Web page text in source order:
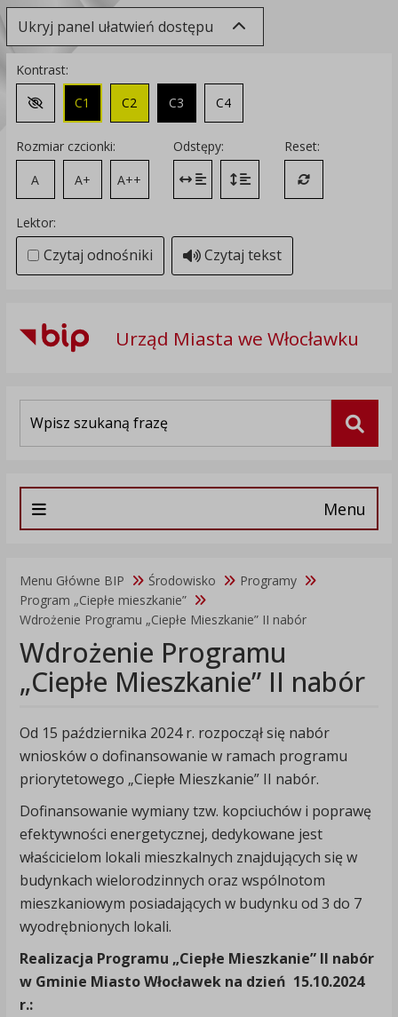
Ukryj panel ułatwień dostępu
Kontrast:
Zmień kontrast na domyślny
C1 C2 C3 C4
Rozmiar czcionki:
A
A+ A++
Odstępy:
Zmień odstęp między literami
Zmień interlinię i margines
Reset:
Przywróć
Lektor:
Czytaj odnośniki Czytaj tekst
Urząd Miasta we Włocławku
Menu
Menu Główne BIP Środowisko
Programy
Program „Ciepłe mieszkanie”
Wdrożenie Programu „Ciepłe Mieszkanie” II nabór
Wdrożenie Programu
„Ciepłe Mieszkanie” II nabór
Od 15 października 2024 r. rozpoczął się nabór
wniosków o dofinansowanie w ramach programu
priorytetowego „Ciepłe Mieszkanie” II nabór.
Dofinansowanie wymiany tzw. kopciuchów i poprawę
efektywności energetycznej, dedykowane jest
właścicielom lokali mieszkalnych znajdujących się w
budynkach wielorodzinnych oraz wspólnotom
mieszkaniowym posiadających w budynku od 3 do 7
wyodrębnionych lokali.
Realizacja Programu „Ciepłe Mieszkanie” II nabór
w Gminie Miasto Włocławek na dzień 15.10.2024
r.: